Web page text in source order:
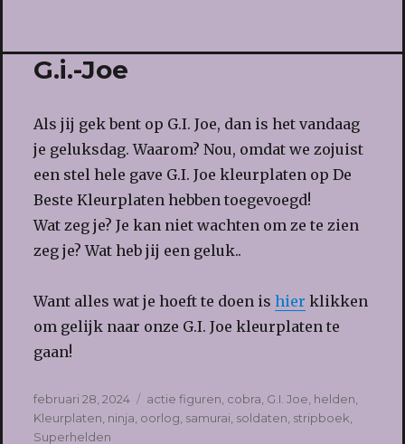
G.i.-Joe
Als jij gek bent op G.I. Joe, dan is het vandaag
je geluksdag. Waarom? Nou, omdat we zojuist
een stel hele gave G.I. Joe kleurplaten op De
Beste Kleurplaten hebben toegevoegd!
Wat zeg je? Je kan niet wachten om ze te zien
zeg je? Wat heb jij een geluk..
Want alles wat je hoeft te doen is hier klikken
om gelijk naar onze G.I. Joe kleurplaten te
gaan!
Geplaatst
op
februari 28, 2024 Tags
actie figuren cobra G.I. Joe helden
Kleurplaten ninja oorlog samurai soldaten stripboek
Superhelden